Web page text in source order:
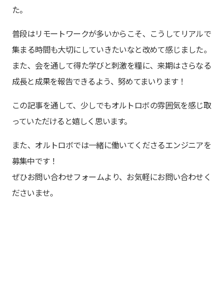
た。
普段はリモートワークが多いからこそ、こうしてリアルで
集まる時間も大切にしていきたいなと改めて感じました。
また、会を通して得た学びと刺激を糧に、来期はさらなる
成長と成果を報告できるよう、努めてまいります！
この記事を通して、少しでもオルトロボの雰囲気を感じ取
っていただけると嬉しく思います。
また、オルトロボでは一緒に働いてくださるエンジニアを
募集中です！
ぜひお問い合わせフォームより、お気軽にお問い合わせく
ださいませ。